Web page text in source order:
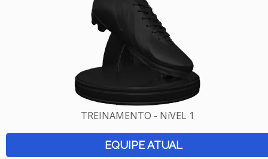
TREINAMENTO - NíVEL 1
EQUIPE ATUAL